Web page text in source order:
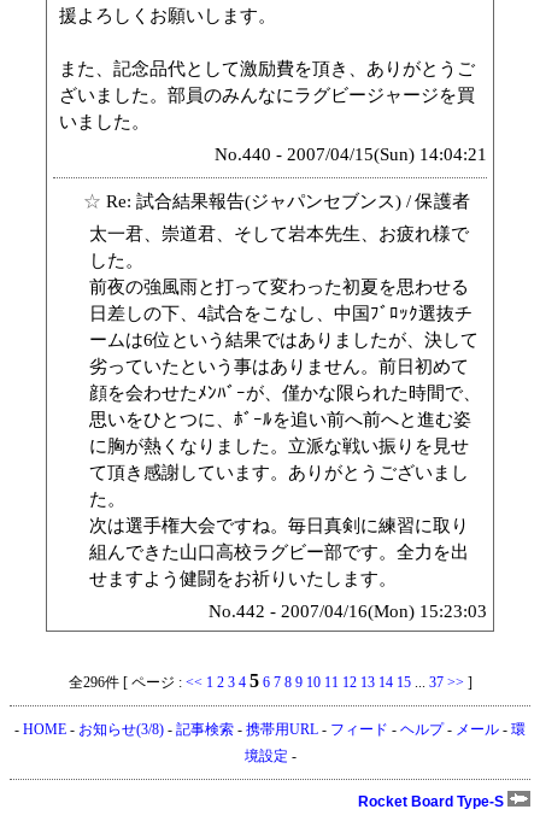
援よろしくお願いします。
また、記念品代として激励費を頂き、ありがとうご
ざいました。部員のみんなにラグビージャージを買
いました。
No.440 - 2007/04/15(Sun) 14:04:21
☆ Re: 試合結果報告(ジャパンセブンス) / 保護者
太一君、崇道君、そして岩本先生、お疲れ様で
した。
前夜の強風雨と打って変わった初夏を思わせる
日差しの下、4試合をこなし、中国ﾌﾞﾛｯｸ選抜チ
ームは6位という結果ではありましたが、決して
劣っていたという事はありません。前日初めて
顔を会わせたﾒﾝﾊﾞｰが、僅かな限られた時間で、
思いをひとつに、ﾎﾞｰﾙを追い前へ前へと進む姿
に胸が熱くなりました。立派な戦い振りを見せ
て頂き感謝しています。ありがとうございまし
た。
次は選手権大会ですね。毎日真剣に練習に取り
組んできた山口高校ラグビー部です。全力を出
せますよう健闘をお祈りいたします。
No.442 - 2007/04/16(Mon) 15:23:03
全296件 [ ページ : << 1 2 3 4 5 6 7 8 9 10 11 12 13 14 15... 37 >> ]
- HOME - お知らせ(3/8) - 記事検索 - 携帯用URL - フィード - ヘルプ- メール - 環
境設定 -
Rocket Board Type-S